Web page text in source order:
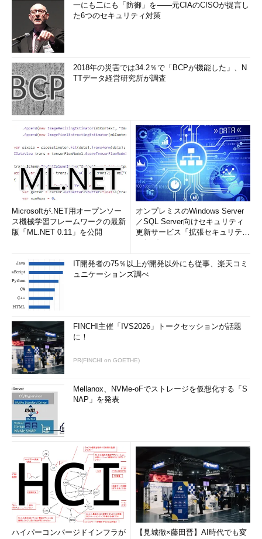
一にも二にも「防御」を――元CIAのCISOが提言し
た6つのセキュリティ対策
2018年の災害では34.2％で「BCPが機能した」、N
TTデータ経営研究所が調査
Microsoftが.NET用オープンソー
ス機械学習フレームワークの最新
版「ML.NET 0.11」を公開
オンプレミスのWindows Server
／SQL Server向けセキュリティ
更新サービス「拡張セキュリティ
IT開発者の75％以上が開発以外にも従事、楽天コミ
ュニケーションズ調べ
FINCHI主催「IVS2026」トークセッションが話題
に！
PR(FINCHI on GOETHE)
Mellanox、NVMe-oFでストレージを仮想化する「S
NAP」を発表
ハイパーコンバージドインフラが
【見城徹×藤田晋】AI時代でも変